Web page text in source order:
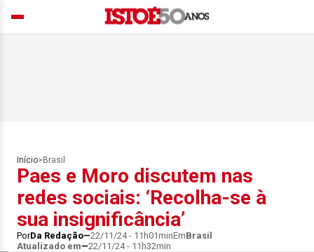
Início> Brasil
Paes e Moro discutem nas
redes sociais: ‘Recolha-se à
sua insignificância’
PorDa Redação 22/11/24 - 11h01minEmBrasil
Atualizado em
22/11/24 - 11h32min